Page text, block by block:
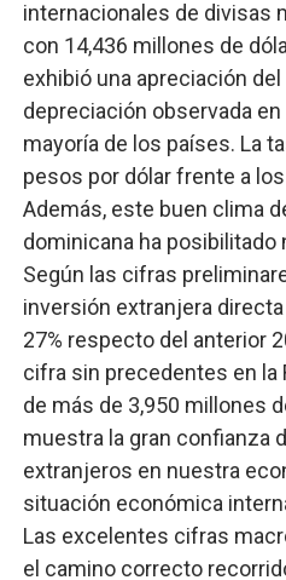
internacionales de divisas
con 14,436 millones de
exhibió una apreciación del
depreciación observada
mayoría de los países. La
pesos por dólar frente a
Además, este buen clima
dominicana ha posibilitado
Según las cifras
inversión extranjera
27% respecto del anterior
cifra sin precedentes en la
de más de 3,950 millones
muestra la gran confianza
extranjeros en nuestra
situación económica
Las excelentes cifras
el camino correcto